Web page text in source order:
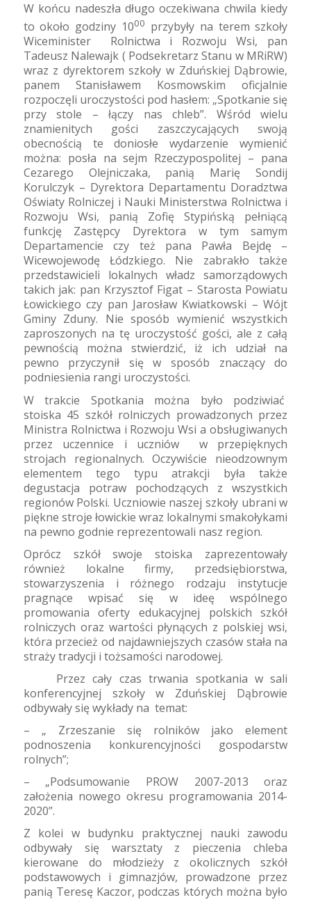
W końcu nadeszła długo oczekiwana chwila kiedy
to około godziny 1000 przybyły na terem szkoły
Wiceminister
Rolnictwa i Rozwoju Wsi, pan
Tadeusz Nalewajk ( Podsekretarz Stanu w MRiRW)
wraz z dyrektorem szkoły w Zduńskiej Dąbrowie,
panem Stanisławem Kosmowskim oficjalnie
rozpoczęli uroczystości pod hasłem: „Spotkanie się
przy stole – łączy nas chleb”. Wśród wielu
znamienitych gości zaszczycających swoją
obecnością te doniosłe wydarzenie wymienić
można: posła na sejm Rzeczypospolitej – pana
Cezarego Olejniczaka, panią Marię Sondij
Korulczyk – Dyrektora Departamentu Doradztwa
Oświaty Rolniczej i Nauki Ministerstwa Rolnictwa i
Rozwoju Wsi, panią Zofię Stypińską pełniącą
funkcję Zastępcy Dyrektora w tym samym
Departamencie czy też pana Pawła Bejdę –
Wicewojewodę Łódzkiego. Nie zabrakło także
przedstawicieli lokalnych władz samorządowych
takich jak: pan Krzysztof Figat – Starosta Powiatu
Łowickiego czy pan Jarosław Kwiatkowski – Wójt
Gminy Zduny. Nie sposób wymienić wszystkich
zaproszonych na tę uroczystość gości, ale z całą
pewnością można stwierdzić, iż ich udział na
pewno przyczynił się w sposób znaczący do
podniesienia rangi uroczystości.
W trakcie Spotkania można było podziwiać
stoiska 45 szkół rolniczych prowadzonych przez
Ministra Rolnictwa i Rozwoju Wsi a obsługiwanych
przez uczennice i uczniów
w przepięknych
strojach regionalnych. Oczywiście nieodzownym
elementem tego typu atrakcji była także
degustacja potraw pochodzących z wszystkich
regionów Polski. Uczniowie naszej szkoły ubrani w
piękne stroje łowickie wraz lokalnymi smakołykami
na pewno godnie reprezentowali nasz region.
Oprócz szkół swoje stoiska zaprezentowały
również lokalne firmy, przedsiębiorstwa,
stowarzyszenia i różnego rodzaju instytucje
pragnące wpisać się w ideę wspólnego
promowania oferty edukacyjnej polskich szkół
rolniczych oraz wartości płynących z polskiej wsi,
która przecież od najdawniejszych czasów stała na
straży tradycji i tożsamości narodowej.
Przez cały czas trwania spotkania w sali
konferencyjnej szkoły w Zduńskiej Dąbrowie
odbywały się wykłady na temat:
– „ Zrzeszanie się rolników jako element
podnoszenia konkurencyjności gospodarstw
rolnych”;
– „Podsumowanie PROW 2007-2013 oraz
założenia nowego okresu programowania 2014-
2020”.
Z kolei w budynku praktycznej nauki zawodu
odbywały się warsztaty z pieczenia chleba
kierowane do młodzieży z okolicznych szkół
podstawowych i gimnazjów, prowadzone przez
panią Teresę Kaczor, podczas których można było